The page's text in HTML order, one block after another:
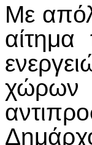
Με
χώρων